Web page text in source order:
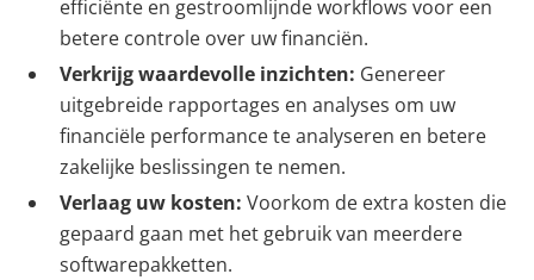
efficiënte en gestroomlijnde workflows voor een
betere controle over uw financiën.
Verkrijg waardevolle inzichten: Genereer
uitgebreide rapportages en analyses om uw
financiële performance te analyseren en betere
zakelijke beslissingen te nemen.
Verlaag uw kosten: Voorkom de extra kosten die
gepaard gaan met het gebruik van meerdere
softwarepakketten.